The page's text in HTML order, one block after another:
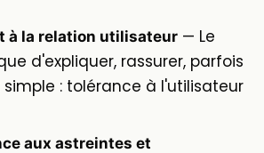
à la relation utilisateur — Le
d'expliquer, rassurer, parfois
simple : tolérance à l'utilisateur
aux astreintes et